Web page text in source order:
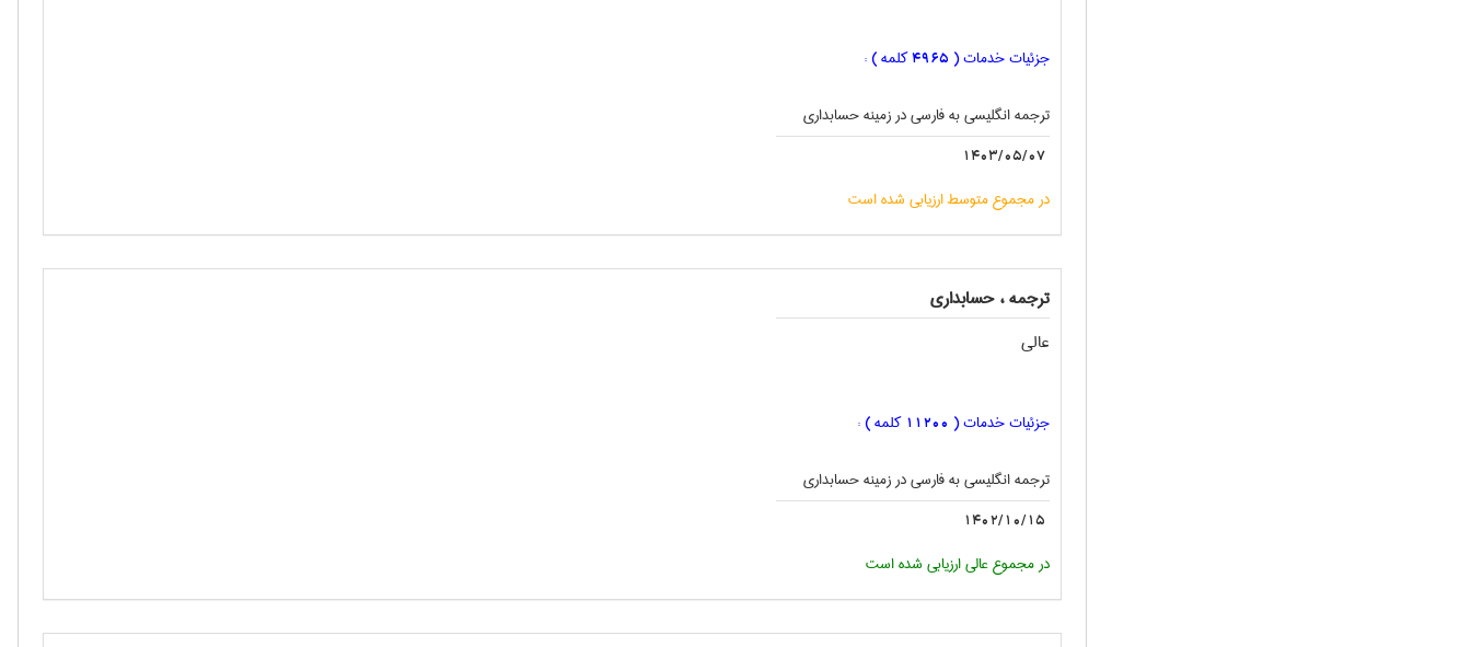
جزئیات خدمات ( 4965کلمه ) :
ترجمه انگليسی به فارسی در زمینه حسابداری
1403/05/07
در مجموع متوسط ارزیابی شده است
ترجمه ، حسابداری
عالی
جزئیات خدمات ( 11200 کلمه ) :
ترجمه انگليسی به فارسی در زمینه حسابداری
1402/10/15
در مجموع عالی ارزیابی شده است